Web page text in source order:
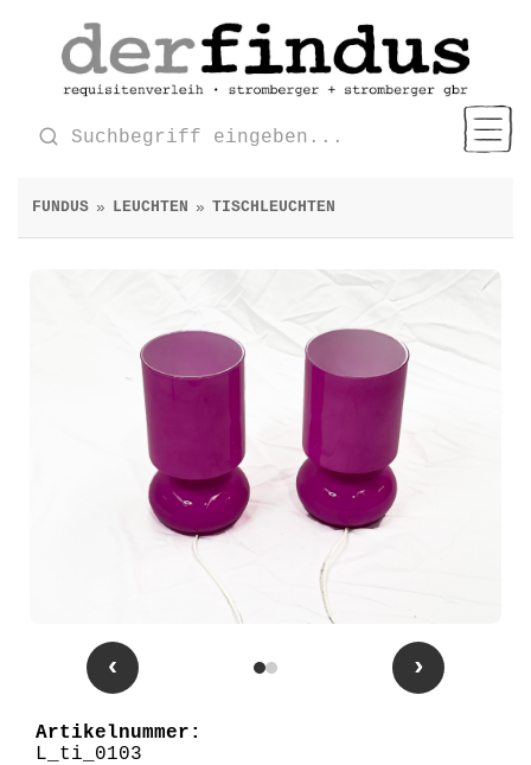
FUNDUS » LEUCHTEN » TISCHLEUCHTEN
‹ ›
Artikelnummer:
L_ti_0103